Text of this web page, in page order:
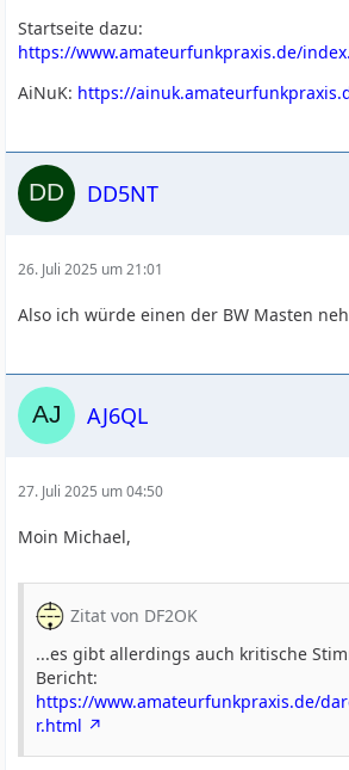
Startseite dazu:
https://www.amateurfunkpraxis.de/
AiNuK: https://
DD5NT
26. Juli 2025 um 21:01
Also ich würde einen der BW Masten
AJ6QL
27. Juli 2025 um 04:50
Moin Michael,
Zitat von DF2OK
...es gibt allerdings auch kritische
Bericht:
https://www.amateurfunkpraxis.de/
r.html